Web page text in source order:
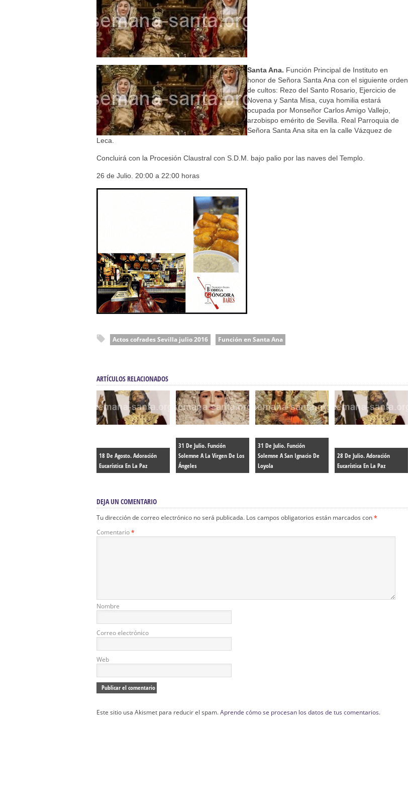
Besapié y Besamano en la Quinta Angustia
Gitanos: Besamanos del Señor de la Salud
Besamanos del Señor de la Divina Misericordia, Vía Crucis y Traslado – Siete Palabras
Santa Ana. Función Principal de Instituto en
honor de Señora Santa Ana con el siguiente orden
de cultos: Rezo del Santo Rosario, Ejercicio de
Novena y Santa Misa, cuya homilia estará
ocupada por Monseñor Carlos Amigo Vallejo,
arzobispo emérito de Sevilla. Real Parroquia de
Señora Santa Ana sita en la calle Vázquez de
Leca.
Concluirá con la Procesión Claustral con S.D.M. bajo palio por las naves del Templo.
26 de Julio. 20:00 a 22:00 horas
Actos cofrades Sevilla julio 2016 Función en Santa Ana
ARTÍCULOS RELACIONADOS
18 De Agosto. Adoración
Eucarística En La Paz
31 De Julio. Función
Solemne A La Virgen De Los
Ángeles
31 De Julio. Función
Solemne A San Ignacio De
Loyola
28 De Julio. Adoración
Eucarística En La Paz
DEJA UN COMENTARIO
Tu dirección de correo electrónico no será publicada. Los campos obligatorios están marcados con*
Comentario*
Nombre
Correo electrónico
Web
Este sitio usa Akismet para reducir el spam.Aprende cómo se procesan los datos de tus comentarios.